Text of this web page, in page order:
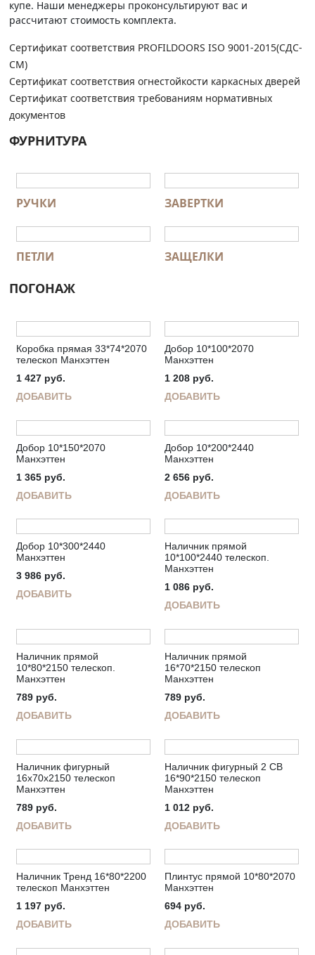
купе. Наши менеджеры проконсультируют вас и
рассчитают стоимость комплекта.
Сертификат соответствия PROFILDOORS ISO 9001-2015(СДС-
СМ)
Сертификат соответствия огнестойкости каркасных дверей
Сертификат соответствия требованиям нормативных
документов
ФУРНИТУРА
РУЧКИ ЗАВЕРТКИ
ПЕТЛИ ЗАЩЕЛКИ
ПОГОНАЖ
Коробка прямая 33*74*2070
телескоп Манхэттен
1 427 руб.
ДОБАВИТЬ
Добор 10*100*2070
Манхэттен
1 208 руб.
ДОБАВИТЬ
Добор 10*150*2070
Манхэттен
1 365 руб.
ДОБАВИТЬ
Добор 10*200*2440
Манхэттен
2 656 руб.
ДОБАВИТЬ
Добор 10*300*2440
Манхэттен
3 986 руб.
ДОБАВИТЬ
Наличник прямой
10*100*2440 телескоп.
Манхэттен
1 086 руб.
ДОБАВИТЬ
Наличник прямой
10*80*2150 телескоп.
Манхэттен
789 руб.
ДОБАВИТЬ
Наличник прямой
16*70*2150 телескоп
Манхэттен
789 руб.
ДОБАВИТЬ
Наличник фигурный
16х70х2150 телескоп
Манхэттен
789 руб.
ДОБАВИТЬ
Наличник фигурный 2 СВ
16*90*2150 телескоп
Манхэттен
1 012 руб.
ДОБАВИТЬ
Наличник Тренд 16*80*2200
телескоп Манхэттен
1 197 руб.
ДОБАВИТЬ
Плинтус прямой 10*80*2070
Манхэттен
694 руб.
ДОБАВИТЬ